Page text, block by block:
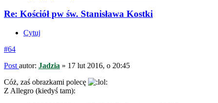
Re: Kościół pw św. Stanisława Kostki
Cytuj
#64
Post autor: Jadzia » 17 lut 2016, o 20:45
Cóż, zaś obrazkami polecę
Z Allegro (kiedyś tam):